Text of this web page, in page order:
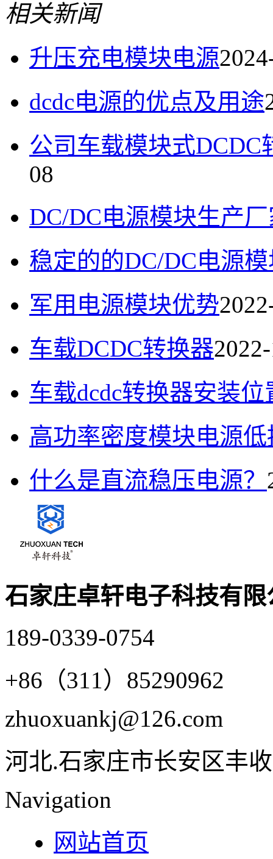
相关新闻
升压充电模块电源
dcdc电源的优点及用途
公司车载模块式
08
DC/DC电源模块生产
稳定的的DC/DC电源
军用电源模块优势
车载DCDC转换器
车载dcdc转换器安装
高功率密度模块电源
什么是直流稳压电源？
石家庄卓轩电子科技有限
189-0339-0754
+86（311）85290962
zhuoxuankj@126.com
河北.石家庄市长安区丰
Navigation
网站首页